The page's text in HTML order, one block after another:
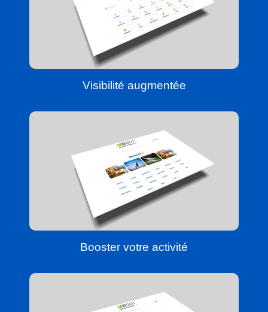
Visibilité augmentée
Booster votre activité